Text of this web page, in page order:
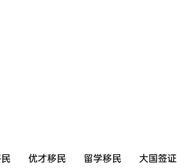
优才移民 留学移民 大国签证